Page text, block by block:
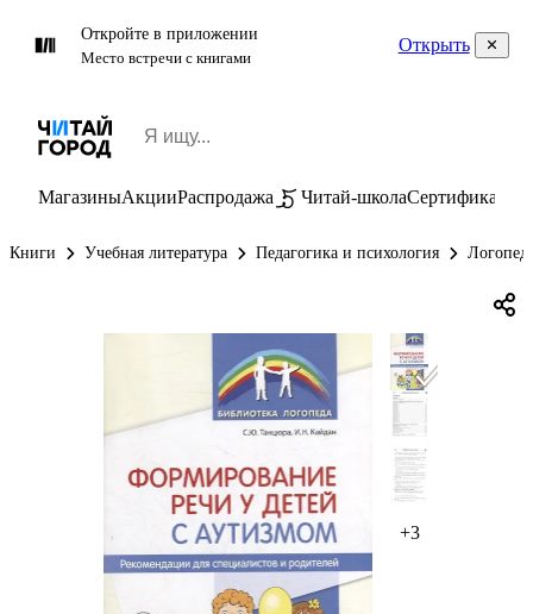
Откройте в приложении
Место встречи с книгами
Открыть
МагазиныАкцииРаспродажа Читай-школаСертификаты
Книги Учебная литература Педагогика и психология
+3